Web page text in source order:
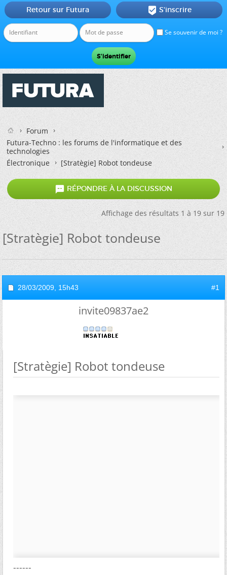
Se souvenir de moi ?
Retour sur Futura  S'inscrire
Forum
Futura-Techno : les forums de l'informatique et des
technologies
Électronique
[Stratègie] Robot tondeuse
 RÉPONDRE À LA DISCUSSION
Affichage des résultats 1 à 19 sur 19
[Stratègie] Robot tondeuse
28/03/2009, 15h43 #1
invite09837ae2
[Stratègie] Robot tondeuse
------